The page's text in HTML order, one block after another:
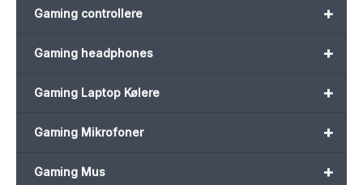
+
Gaming controllere
+
Gaming headphones
+
Gaming Laptop Kølere
+
Gaming Mikrofoner
+
Gaming Mus